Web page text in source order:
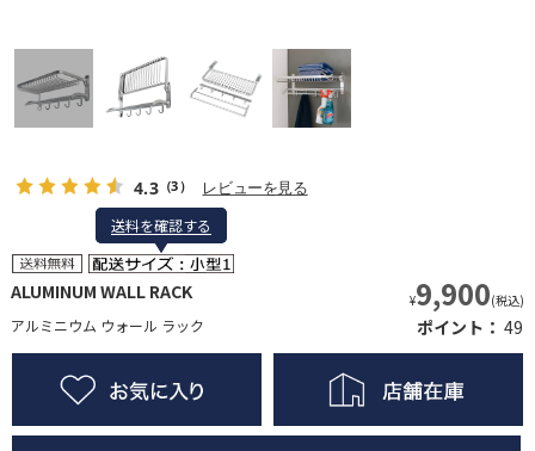
4.3（3） レビューを見る
送料を確認する
送料を確認する
ALUMINUM WALL RACK
アルミニウム ウォール ラック
¥9,900(税込)
ポイント： 49